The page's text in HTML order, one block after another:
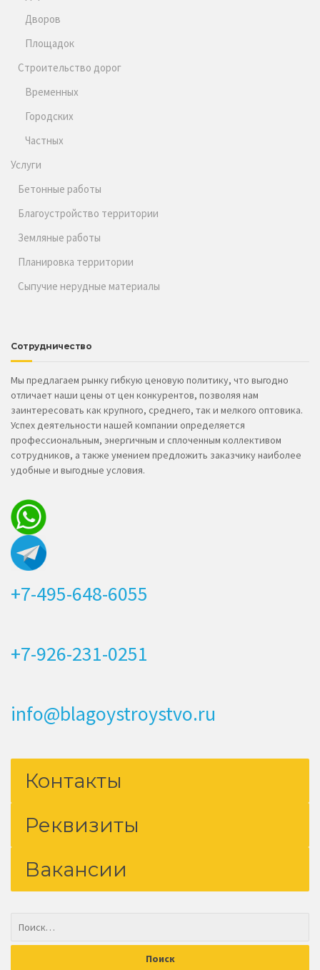
Дворов
Площадок
Строительство дорог
Временных
Городских
Частных
Услуги
Бетонные работы
Благоустройство территории
Земляные работы
Планировка территории
Сыпучие нерудные материалы
Сотрудничество
Мы предлагаем рынку гибкую ценовую политику, что выгодно
отличает наши цены от цен конкурентов, позволяя нам
заинтересовать как крупного, среднего, так и мелкого оптовика.
Успех деятельности нашей компании определяется
профессиональным, энергичным и сплоченным коллективом
сотрудников, а также умением предложить заказчику наиболее
удобные и выгодные условия.
+7-495-648-6055
+7-926-231-0251
info@blagoystroystvo.ru
Контакты
Реквизиты
Вакансии